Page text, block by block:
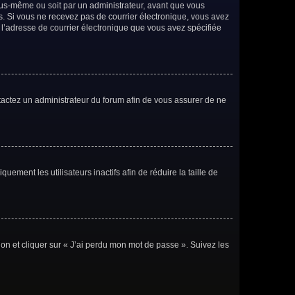
même ou soit par un administrateur, avant que vous
Si vous ne recevez pas de courrier électronique, vous avez
de courrier électronique que vous avez spécifiée
un administrateur du forum afin de vous assurer de ne
les utilisateurs inactifs afin de réduire la taille de
et cliquer sur « J’ai perdu mon mot de passe ». Suivez les